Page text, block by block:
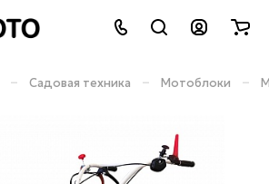
– Садовая техника – Мотоблоки –